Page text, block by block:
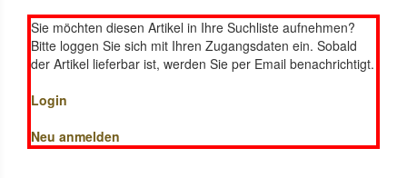
Sie möchten diesen Artikel in Ihre Suchliste aufnehmen?
Bitte loggen Sie sich mit Ihren Zugangsdaten ein. Sobald
der Artikel lieferbar ist, werden Sie per Email benachrichtigt.
Login
Neu anmelden